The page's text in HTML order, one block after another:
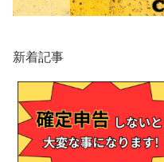
新着記事